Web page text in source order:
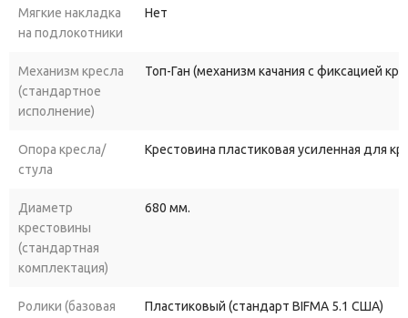
Мягкие накладка
на подлокотники
Нет
Механизм кресла
(стандартное
исполнение)
Топ-Ган (механизм качания с фиксацией
Опора кресла/
стула
Крестовина пластиковая усиленная для
Диаметр
крестовины
(стандартная
комплектация)
680 мм.
Ролики (базовая
Пластиковый (стандарт BIFMA 5.1 США)